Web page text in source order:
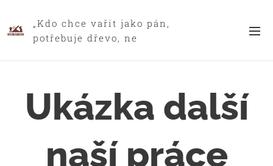
„Kdo chce vařit jako pán,
potřebuje dřevo, ne
Ukázka další
naší práce